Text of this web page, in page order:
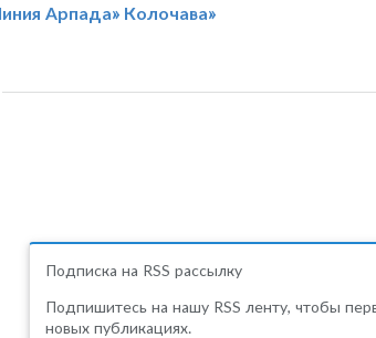
Арпада» Колочава»
Подписка на RSS рассылку
Подпишитесь на нашу RSS ленту, чтобы
новых публикациях.